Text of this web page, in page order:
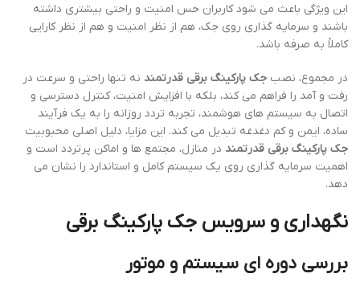
این ویژگی باعث می شود کاربران حس امنیت و راحتی بیشتری داشته
باشند و سرمایه گذاری روی جک، هم از نظر امنیت و هم از نظر کارایی
کاملاً به صرفه باشد.
در مجموع، نصب جک پارکینگ برقی قدرتمند نه تنها راحتی و سرعت در
رفت و آمد را فراهم می کند، بلکه با افزایش امنیت، کنترل دسترسی و
اتصال به سیستم های هوشمند، تجربه تردد روزانه را به یک فرآیند
ساده، ایمن و کم دغدغه تبدیل می کند. این مزایا، دلیل اصلی محبوبیت
جک پارکینگ برقی قدرتمند در منازل، مجتمع ها و اماکن پرتردد است و
اهمیت سرمایه گذاری روی یک سیستم کامل و استاندارد را نشان می
دهد.
نگهداری و سرویس جک پارکینگ برقی
بررسی دوره ای سیستم و موتور